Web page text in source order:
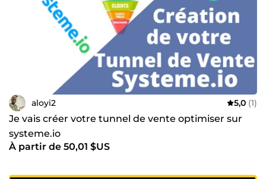
aloyi2 5,0 (1)
Je vais créer votre tunnel de vente optimiser sur
systeme.io
À partir de 50,01 $US